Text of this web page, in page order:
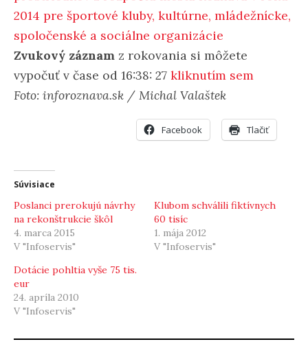
2014 pre športové kluby, kultúrne, mládežnícke,
spoločenské a sociálne organizácie
Zvukový záznam z rokovania si môžete
vypočuť v čase od 16:38: 27 kliknutím sem
Foto: inforoznava.sk / Michal Valaštek
Facebook Tlačiť
Súvisiace
Poslanci prerokujú návrhy
na rekonštrukcie škôl
4. marca 2015
V "Infoservis"
Klubom schválili fiktívnych
60 tisíc
1. mája 2012
V "Infoservis"
Dotácie pohltia vyše 75 tis.
eur
24. apríla 2010
V "Infoservis"